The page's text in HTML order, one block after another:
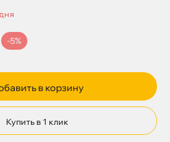
-5%
в корзину
Купить в 1 клик